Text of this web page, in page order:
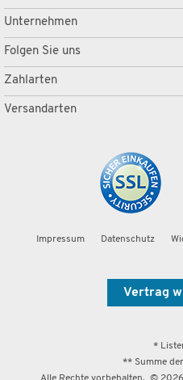
Unternehmen
Folgen Sie uns
Zahlarten
Versandarten
Impressum Datenschutz
Vertrag
*
** Summe